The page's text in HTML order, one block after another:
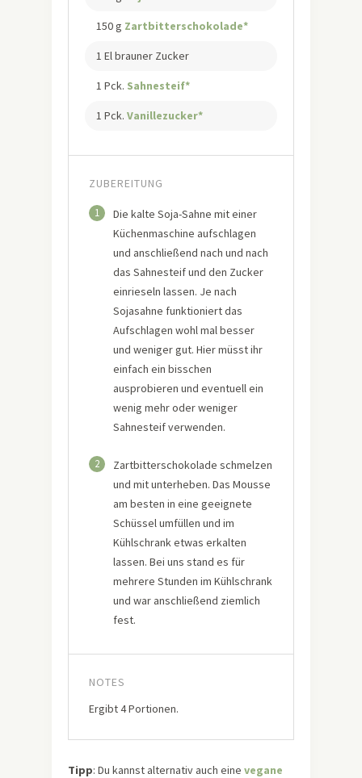
150 g Zartbitterschokolade*
1 El brauner Zucker
1 Pck. Sahnesteif*
1 Pck. Vanillezucker*
ZUBEREITUNG
1
Die kalte Soja-Sahne mit einer
Küchenmaschine aufschlagen
und anschließend nach und nach
das Sahnesteif und den Zucker
einrieseln lassen. Je nach
Sojasahne funktioniert das
Aufschlagen wohl mal besser
und weniger gut. Hier müsst ihr
einfach ein bisschen
ausprobieren und eventuell ein
wenig mehr oder weniger
Sahnesteif verwenden.
2
Zartbitterschokolade schmelzen
und mit unterheben. Das Mousse
am besten in eine geeignete
Schüssel umfüllen und im
Kühlschrank etwas erkalten
lassen. Bei uns stand es für
mehrere Stunden im Kühlschrank
und war anschließend ziemlich
fest.
NOTES
Ergibt 4 Portionen.
Tipp: Du kannst alternativ auch eine vegane